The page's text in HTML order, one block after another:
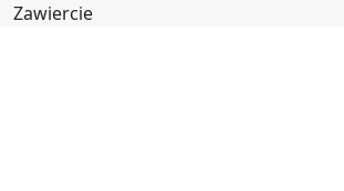
Zawiercie